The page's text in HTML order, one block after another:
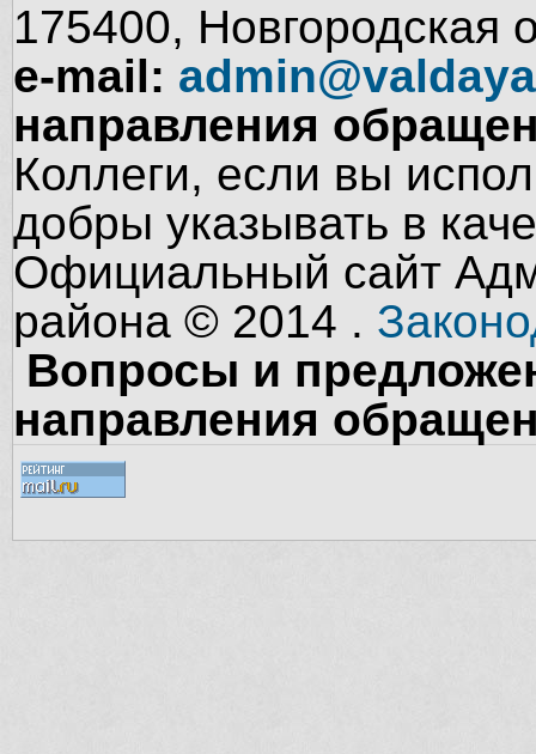
175400, Новгородская
e-mail:
направления
Коллеги, если вы
добры указывать в
Официальный сайт
района © 2014 .
Вопросы и
направления